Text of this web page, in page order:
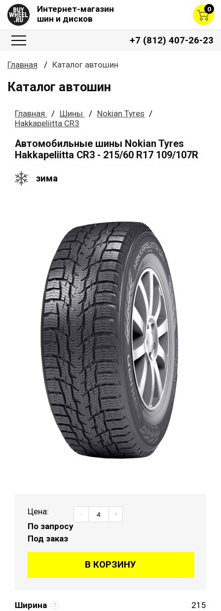
Интернет-магазин
шин и дисков
0
+7 (812) 407-26-23
Главная Каталог автошин
Каталог автошин
Главная Шины
Nokian Tyres
Hakkapeliitta CR3
Автомобильные шины Nokian Tyres
Hakkapeliitta CR3 - 215/60 R17 109/107R
зима
Ширина 215
Цена:
По запросу
Под заказ
- +
В КОРЗИНУ